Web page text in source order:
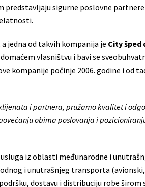
sigurne poslovne
jedna od takvih kompanija je City šped
vlasništvu i bavi se
kompanije počinje 2006. godine i od
i partnera, pružamo kvalitet i
obima poslovanja i
iz oblasti međunarodne i
i unutrašnjeg transporta
dostavu i distribuciju robe širom